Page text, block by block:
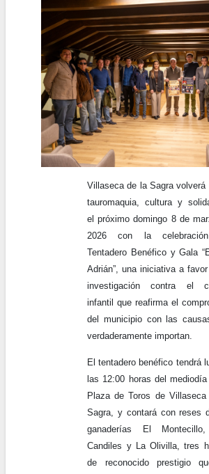
Villaseca de la Sagra volverá
tauromaquia, cultura y
el próximo domingo 8 de
2026 con la
Tentadero Benéfico y Gala
Adrián”, una iniciativa a
investigación contra el
infantil que reafirma el
del municipio con las
verdaderamente importan.
El tentadero benéfico tendrá
las 12:00 horas del
Plaza de Toros de
Sagra, y contará con reses
ganaderías El
Candiles y La Olivilla, tres
de reconocido prestigio